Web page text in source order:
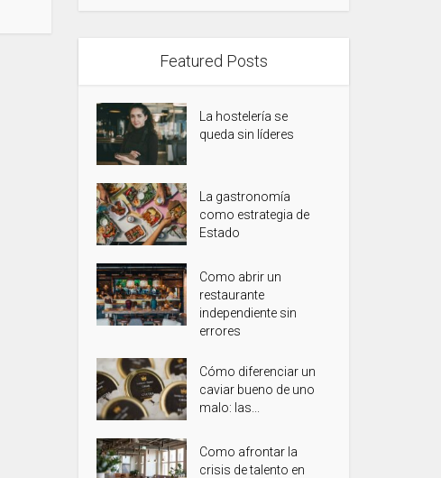
Featured Posts
La hostelería se
queda sin líderes
La gastronomía
como estrategia de
Estado
Como abrir un
restaurante
independiente sin
errores
Cómo diferenciar un
caviar bueno de uno
malo: las...
Como afrontar la
crisis de talento en